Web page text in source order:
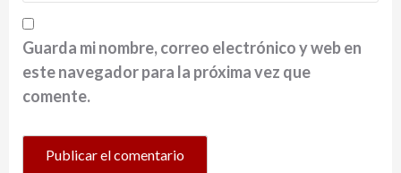
Guarda mi nombre, correo electrónico y web en
este navegador para la próxima vez que
comente.